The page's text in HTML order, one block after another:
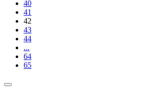
40
41
42
43
44
...
64
65